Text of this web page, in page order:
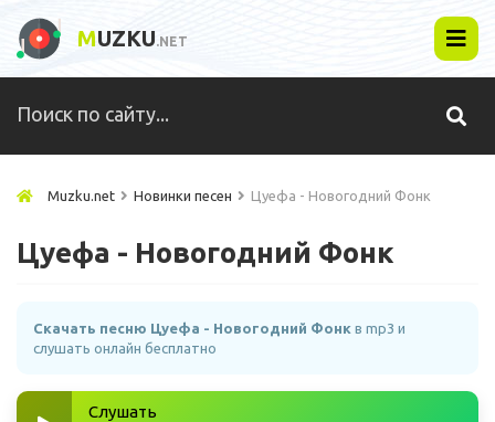
MUZKU.NET
Muzku.net Новинки песен Цуефа - Новогодний Фонк
Цуефа - Новогодний Фонк
Скачать песню Цуефа - Новогодний Фонк в mp3 и
слушать онлайн бесплатно
Слушать